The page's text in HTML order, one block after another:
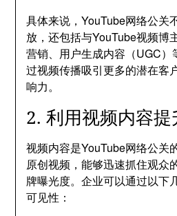
具体来说，YouTube网络公关
放，还包括与YouTube视频博
营销、用户生成内容（UGC）
过视频传播吸引更多的潜在客
响力。
2. 利用视频内容
视频内容是YouTube网络公关
原创视频，能够迅速抓住观众
牌曝光度。企业可以通过以下
可见性：